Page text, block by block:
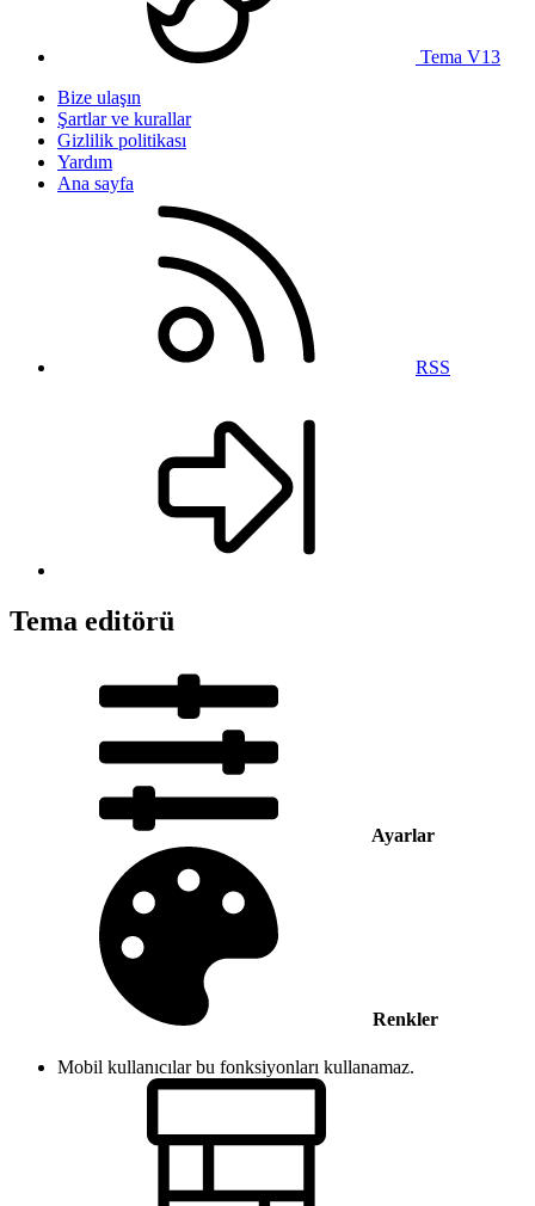
Tema V13
Bize ulaşın
Şartlar ve kurallar
Gizlilik politikası
Yardım
Ana sayfa
RSS
Tema editörü
Ayarlar
Renkler
Mobil kullanıcılar bu fonksiyonları kullanamaz.